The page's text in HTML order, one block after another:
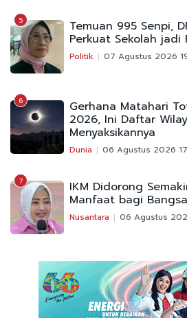
5 Temuan 995 Senpi,
Perkuat Sekolah jadi
Politik 07 Agustus 2026
6 Gerhana Matahari
2026, Ini Daftar
Menyaksikannya
Dunia 06 Agustus 2026
7 IKM Didorong
Manfaat bagi Bangsa
Nusantara 06 Agustus